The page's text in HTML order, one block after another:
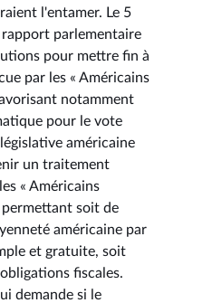
l'entamer. Le 5
parlementaire
pour mettre fin à
par les « Américains
notamment
pour le vote
américaine
un traitement
« Américains
soit de
américaine par
et gratuite, soit
fiscales.
demande si le